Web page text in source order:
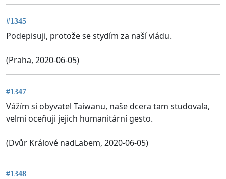
#1345
Podepisuji, protože se stydím za naší vládu.
(Praha, 2020-06-05)
#1347
Vážím si obyvatel Taiwanu, naše dcera tam studovala,
velmi oceňuji jejich humanitární gesto.
(Dvůr Králové nadLabem, 2020-06-05)
#1348